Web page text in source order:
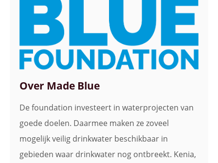
Over Made Blue
De foundation investeert in waterprojecten van
goede doelen. Daarmee maken ze zoveel
mogelijk veilig drinkwater beschikbaar in
gebieden waar drinkwater nog ontbreekt. Kenia,